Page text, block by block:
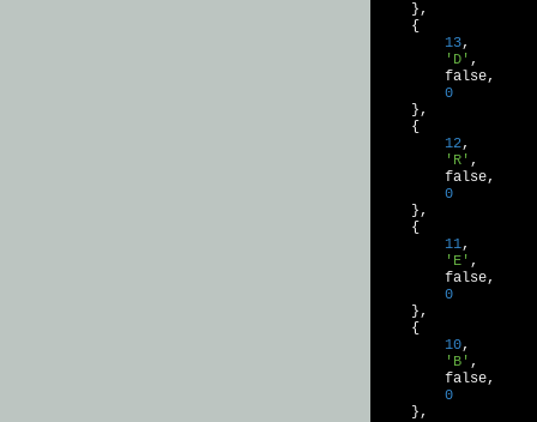
    },
    {
13,
'D' ,
false,
0
    },
    {
12,
'R' ,
false,
0
    },
    {
11,
'E' ,
false,
0
    },
    {
10,
'B' ,
false,
0
    },